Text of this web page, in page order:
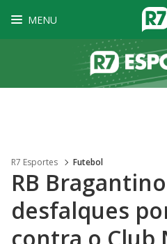
MENU
R7 Esportes Futebol
RB
desfalques